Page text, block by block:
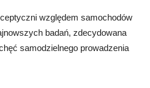
względem samochodów
badań, zdecydowana
samodzielnego prowadzenia